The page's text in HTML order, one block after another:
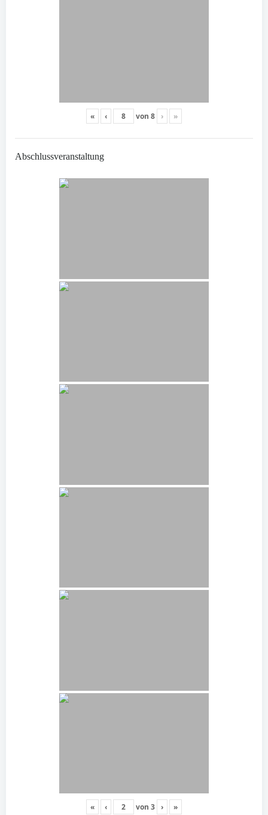
« ‹ von 8 › »
Abschlussveranstaltung
« ‹ von 3 › »